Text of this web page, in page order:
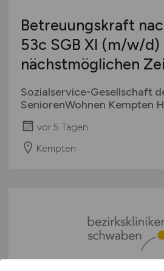
Betreuungskraft
53c SGB XI (m/w/d)
nächstmöglichen
Sozialservice-Gesellschaft
SeniorenWohnen Kempten
vor 5 Tagen
Kempten